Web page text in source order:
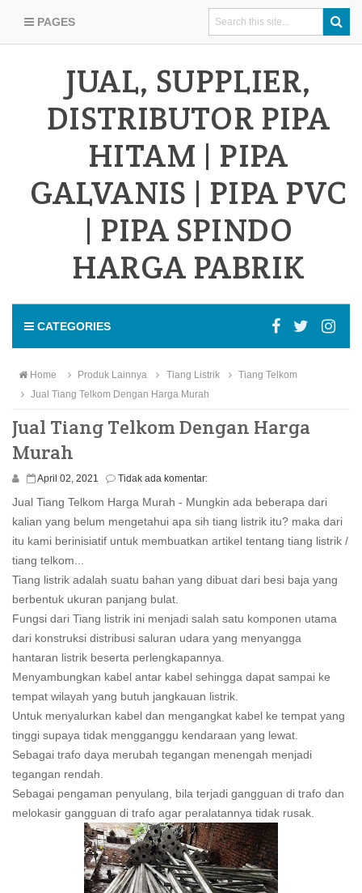
PAGES
JUAL, SUPPLIER,
DISTRIBUTOR PIPA
HITAM | PIPA
GALVANIS | PIPA PVC
| PIPA SPINDO
HARGA PABRIK
CATEGORIES
Home Produk Lainnya Tiang Listrik
Tiang Telkom
Jual Tiang Telkom Dengan Harga Murah
Jual Tiang Telkom Dengan Harga
Murah
April 02, 2021 Tidak ada komentar:
Jual Tiang Telkom Harga Murah - Mungkin ada beberapa dari
kalian yang belum mengetahui apa sih tiang listrik itu? maka dari
itu kami berinisiatif untuk membuatkan artikel tentang tiang listrik /
tiang telkom...
Tiang listrik adalah suatu bahan yang dibuat dari besi baja yang
berbentuk ukuran panjang bulat.
Fungsi dari Tiang listrik ini menjadi salah satu komponen utama
dari konstruksi distribusi saluran udara yang menyangga
hantaran listrik beserta perlengkapannya.
Menyambungkan kabel antar kabel sehingga dapat sampai ke
tempat wilayah yang butuh jangkauan listrik.
Untuk menyalurkan kabel dan mengangkat kabel ke tempat yang
tinggi supaya tidak mengganggu kendaraan yang lewat.
Sebagai trafo daya merubah tegangan menengah menjadi
tegangan rendah.
Sebagai pengaman penyulang, bila terjadi gangguan di trafo dan
melokasir gangguan di trafo agar peralatannya tidak rusak.